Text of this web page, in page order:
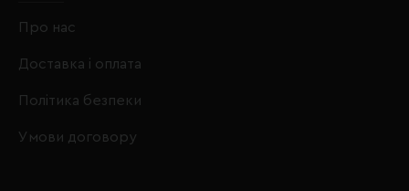
Про нас
Доставка і оплата
Політика безпеки
Умови договору